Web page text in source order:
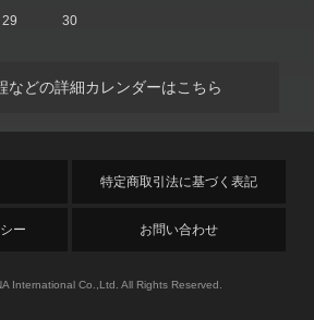
29 30
などの詳細カレンダーはこちら
特定商取引法に基づく表記
ー お問い合わせ
International Co.,Ltd. All Rights Reserved.